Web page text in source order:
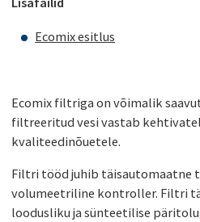
Ecomix esitlus
Ecomix filtriga on võimalik
filtreeritud vesi vastab
kvaliteedinõuetele.
Filtri tööd juhib täisautomaatne
volumeetriline kontroller. Filtri
loodusliku ja sünteetilise